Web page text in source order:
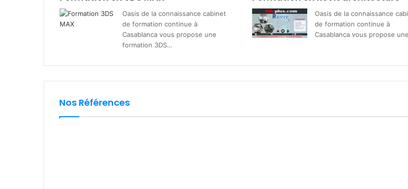
Oasis de la connaissance cabinet
de formation continue à
Casablanca vous propose une
formation 3DS…
Oasis de la connaissance
de formation continue à
Casablanca vous propose
Nos Références